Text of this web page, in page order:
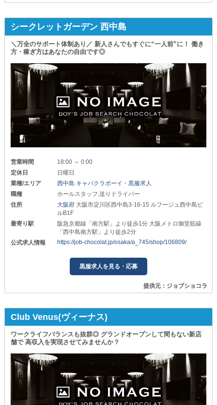
シークレットガーデン 西中島
＼万全のサポート体制あり／ 新人さんでもすぐに“一人前”に！ 働き
方・稼ぎ方はあなたの自由です◎
営業時間
18:00 ～ 0:00
定休日
日曜日
業種/エリア
西中島 キャバクラボーイ・黒服求人
職種
ホールスタッフ,送りドライバー
住所
大阪府 大阪市淀川区西中島3-16-15 ルフージュ西中島ビ
ルB1F
最寄り駅
阪急京都線「南方駅」より徒歩1分 大阪メトロ御堂筋線
「西中島南方駅」より徒歩2分
公式求人情報
https://job-chocolat.jp/osaka/a_745/shop/106809/
黒服求人を見る・応募
提供元：ジョブショコラ
Club Venus(ヴィーナス)
ワークライフバランスも抜群◎ グランドオープンして間もない新店
舗で 高収入を実現させてみませんか？